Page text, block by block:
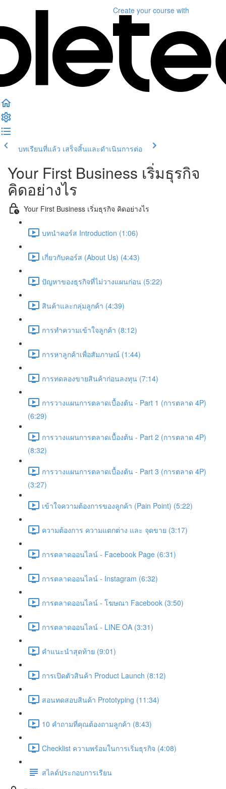
Create your course with
บทเรียนที่แล้ว เสร็จสิ้นและดำเนินการต่อ
Your First Business เริ่มธุรกิจ
คิดอย่างไร
Your First Business เริ่มธุรกิจ คิดอย่างไร
บทนำคอร์ส Introduction (1:06)
เกี่ยวกับคอร์ส (About Us) (4:43)
ปัญหาของธุรกิจที่ไม่วางแผนก่อน (5:22)
สินค้าและกลุ่มลูกค้า (4:39)
การทำความเข้าใจลูกค้า (8:12)
การหาลูกค้าเพื่อสัมภาษณ์ (1:44)
การทดลองขายสินค้าก่อนลงทุน (7:14)
การวางแผนการตลาดเบื้องต้น - Part 1 (การตลาด 4P)
(6:29)
การวางแผนการตลาดเบื้องต้น - Part 2 (การตลาด 4P)
(8:32)
การวางแผนการตลาดเบื้องต้น - Part 3 (การตลาด 4P)
(3:27)
เข้าใจความต้องการของลูกค้า (Pain Point) (5:22)
ความต้องการ ความแตกต่าง และ จุดขาย (3:17)
การตลาดออนไลน์ - Facebook Page (6:31)
การตลาดออนไลน์ - Instagram (6:32)
การตลาดออนไลน์ - โฆษณา Facebook (3:50)
การตลาดออนไลน์ - LINE OA (3:31)
คำแนะนำสุดท้าย (9:01)
การเปิดตัวสินค้า Product Launch (8:12)
สอนทดสอบสินค้า Prototyping (11:34)
10 คำถามที่คุณต้องถามลูกค้า (8:43)
Checklist ความพร้อมในการเริ่มธุรกิจ (4:08)
สไลด์ประกอบการเรียน